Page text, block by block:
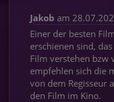
Jakob am
Einer der besten
erschienen sind,
Film verstehen bzw
empfehlen sich die
von dem Regisseur
den Film im Kino.